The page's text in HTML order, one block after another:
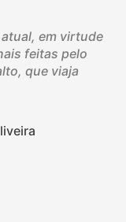
em virtude
feitas pelo
que viaja